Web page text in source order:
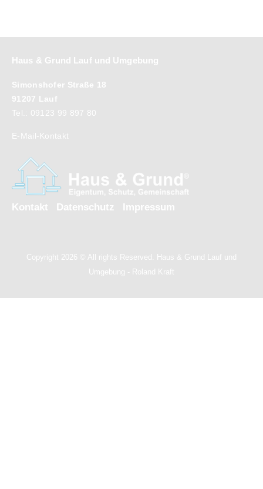
Haus & Grund Lauf und Umgebung
Simonshofer Straße 18
91207 Lauf
Tel.: 09123 99 897 80
E-Mail-Kontakt
Kontakt Datenschutz Impressum
Copyright 2026 © All rights Reserved. Haus & Grund Lauf und
Umgebung - Roland Kraft